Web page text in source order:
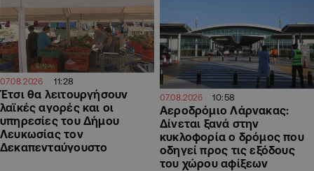
07.08.2026 11:28
Έτσι θα λειτουργήσουν
λαϊκές αγορές και οι
υπηρεσίες του Δήμου
Λευκωσίας τον
Δεκαπενταύγουστο
07.08.2026 10:58
Αεροδρόμιο Λάρνακας:
Δίνεται ξανά στην
κυκλοφορία ο δρόμος που
οδηγεί προς τις εξόδους
του χώρου αφίξεων